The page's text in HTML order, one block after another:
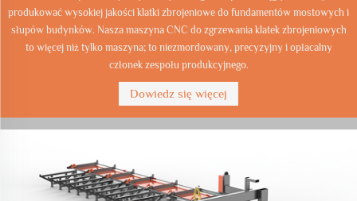
produkować wysokiej jakości klatki zbrojeniowe do fundamentów mostowych i
słupów budynków. Nasza maszyna CNC do zgrzewania klatek zbrojeniowych
to więcej niż tylko maszyna; to niezmordowany, precyzyjny i opłacalny
członek zespołu produkcyjnego.
Dowiedz się więcej